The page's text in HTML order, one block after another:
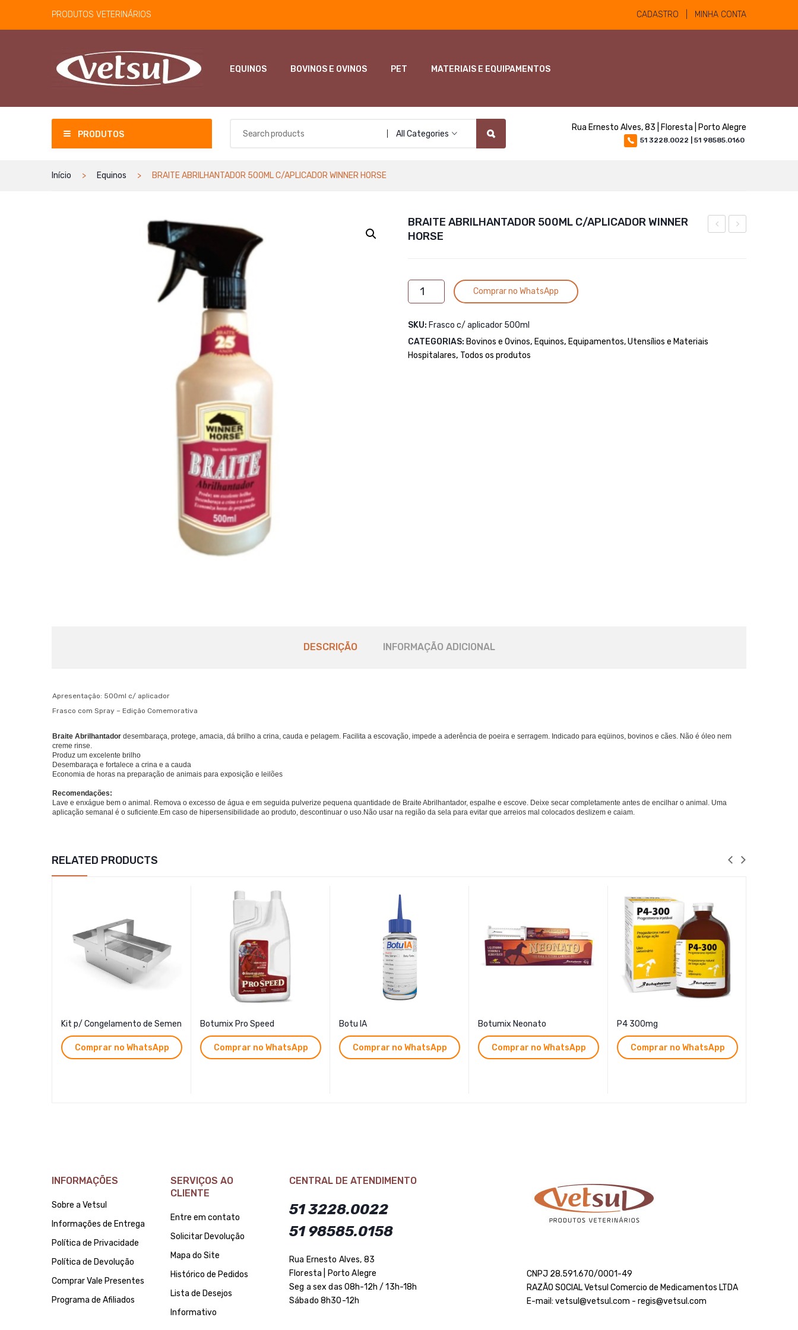
PRODUTOS VETERINÁRIOS CADASTRO | MINHA CONTA
EQUINOS BOVINOS E OVINOS PET MATERIAIS E EQUIPAMENTOS
PRODUTOS All Categories
Rua Ernesto Alves, 83 | Floresta | Porto Alegre
51 3228.0022 | 51 98585.0160
Início Equinos BRAITE ABRILHANTADOR 500ML C/APLICADOR WINNER HORSE
BRAITE ABRILHANTADOR 500ML C/APLICADOR WINNER
HORSE
BRAITE
ABRILHANTADOR
C/APLICADOR
WINNER
HORSE
Comprar no WhatsApp
SKU: Frasco c/ aplicador 500ml
CATEGORIAS: Bovinos e Ovinos, Equinos, Equipamentos, Utensílios e Materiais
Hospitalares, Todos os produtos
DESCRIÇÃO INFORMAÇÃO ADICIONAL
Apresentação: 500ml c/ aplicador
Frasco com Spray – Edição Comemorativa
Braite Abrilhantador desembaraça, protege, amacia, dá brilho a crina, cauda e pelagem. Facilita a escovação, impede a aderência de poeira e serragem. Indicado para eqüinos, bovinos e cães. Não é óleo nem
creme rinse.
Produz um excelente brilho
Desembaraça e fortalece a crina e a cauda
Economia de horas na preparação de animais para exposição e leilões
Recomendações:
Lave e enxágue bem o animal. Remova o excesso de água e em seguida pulverize pequena quantidade de Braite Abrilhantador, espalhe e escove. Deixe secar completamente antes de encilhar o animal. Uma
aplicação semanal é o suficiente.Em caso de hipersensibilidade ao produto, descontinuar o uso.Não usar na região da sela para evitar que arreios mal colocados deslizem e caiam.
RELATED PRODUCTS
Kit p/ Congelamento de Semen
Comprar no WhatsApp
Botumix Pro Speed
Comprar no WhatsApp
Botu IA
Comprar no WhatsApp
Botumix Neonato
Comprar no WhatsApp
P4 300mg
Comprar no WhatsApp
INFORMAÇÕES
Sobre a Vetsul
Informações de Entrega
Política de Privacidade
Política de Devolução
Comprar Vale Presentes
Programa de Afiliados
SERVIÇOS AO
CLIENTE
Entre em contato
Solicitar Devolução
Mapa do Site
Histórico de Pedidos
Lista de Desejos
Informativo
CENTRAL DE ATENDIMENTO
51 3228.0022
51 98585.0158
Rua Ernesto Alves, 83
Floresta | Porto Alegre
Seg a sex das 08h-12h / 13h-18h
Sábado 8h30-12h
CNPJ 28.591.670/0001-49
RAZÃO SOCIAL Vetsul Comercio de Medicamentos LTDA
E-mail: vetsul@vetsul.com - regis@vetsul.com